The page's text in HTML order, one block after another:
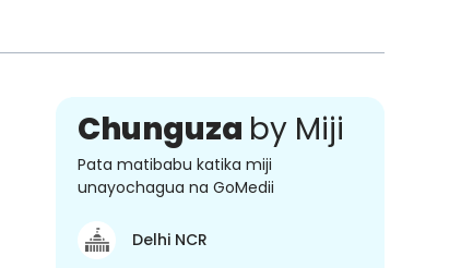
Chunguza by Miji
Pata matibabu katika miji
unayochagua na GoMedii
Delhi NCR